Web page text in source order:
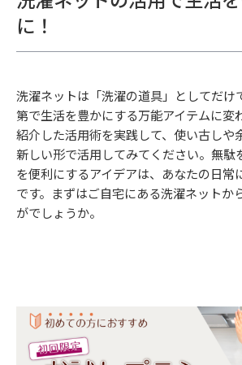
に！
洗濯ネットは「洗濯の道具」としてだけ
第で生活を豊かにする万能アイテムに変
紹介した活用術を実践して、使い古しや
新しい形で活用してみてください。無駄
を便利にするアイデアは、あなたの日常
です。まずはご自宅にある洗濯ネットか
がでしょうか。